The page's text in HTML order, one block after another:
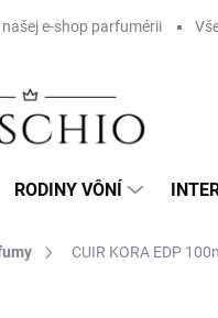
e-shop parfumérii
RODINY VÔNÍ
CUIR KORA EDP